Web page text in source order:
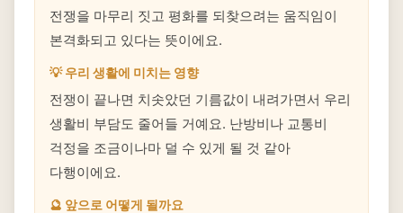
전쟁을 마무리 짓고 평화를 되찾으려는 움직임이
본격화되고 있다는 뜻이에요.
💡 우리 생활에 미치는 영향
전쟁이 끝나면 치솟았던 기름값이 내려가면서 우리
생활비 부담도 줄어들 거예요. 난방비나 교통비
걱정을 조금이나마 덜 수 있게 될 것 같아
다행이에요.
🔮 앞으로 어떻게 될까요